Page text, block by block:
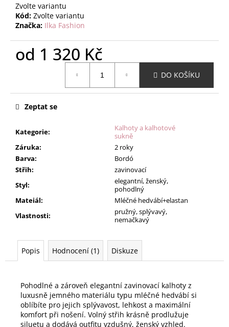
Zvolte variantu
Kód: Zvolte variantu
Značka: Ilka Fashion
od 1 320 Kč
DO KOŠÍKU
Kategorie:
Kalhoty a kalhotové
sukně
Záruka:
2 roky
Barva:
Bordó
Střih:
zavinovací
Styl:
elegantní, ženský,
pohodlný
Mateiál:
Mléčné hedvábí+elastan
Vlastnosti:
pružný, splývavý,
nemačkavý
Zeptat se
Popis Hodnocení (1) Diskuze
Pohodlné a zároveň elegantní zavinovací kalhoty z
luxusně jemného materiálu typu mléčné hedvábí si
oblíbíte pro jejich splývavost, lehkost a maximální
komfort při nošení. Volný střih krásně prodlužuje
siluetu a dodává outfitu vzdušný, ženský vzhled.